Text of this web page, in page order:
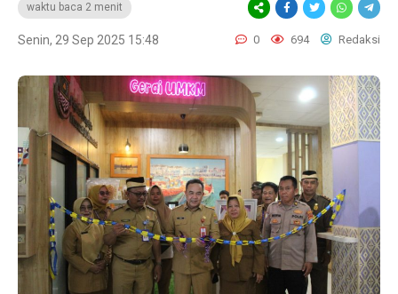
waktu baca 2 menit
Senin, 29 Sep 2025 15:48 0 694 Redaksi